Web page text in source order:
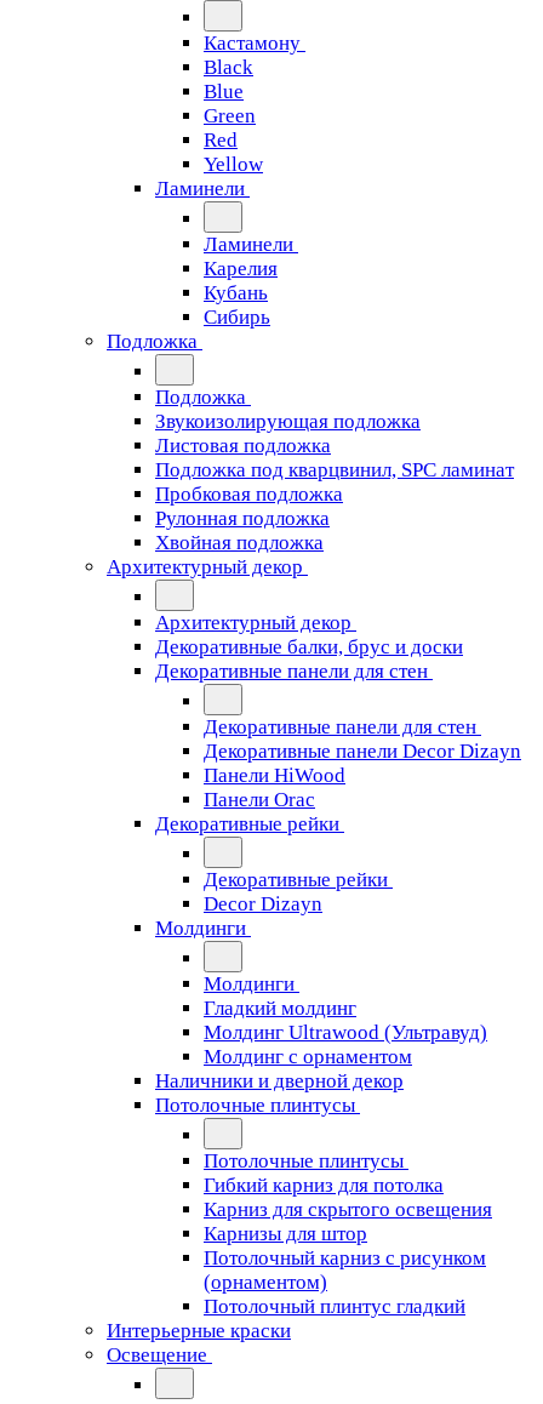
Кастамону
Black
Blue
Green
Red
Yellow
Ламинели
Ламинели
Карелия
Кубань
Сибирь
Подложка
Подложка
Звукоизолирующая подложка
Листовая подложка
Подложка под кварцвинил, SPC ламинат
Пробковая подложка
Рулонная подложка
Хвойная подложка
Архитектурный декор
Архитектурный декор
Декоративные балки, брус и доски
Декоративные панели для стен
Декоративные панели для стен
Декоративные панели Decor Dizayn
Панели HiWood
Панели Orac
Декоративные рейки
Декоративные рейки
Decor Dizayn
Молдинги
Молдинги
Гладкий молдинг
Молдинг Ultrawood (Ультравуд)
Молдинг с орнаментом
Наличники и дверной декор
Потолочные плинтусы
Потолочные плинтусы
Гибкий карниз для потолка
Карниз для скрытого освещения
Карнизы для штор
Потолочный карниз с рисунком
(орнаментом)
Потолочный плинтус гладкий
Интерьерные краски
Освещение